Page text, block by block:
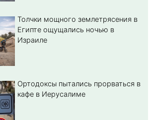
Толчки мощного землетрясения в
Египте ощущались ночью в
Израиле
Ортодоксы пытались прорваться в
кафе в Иерусалиме